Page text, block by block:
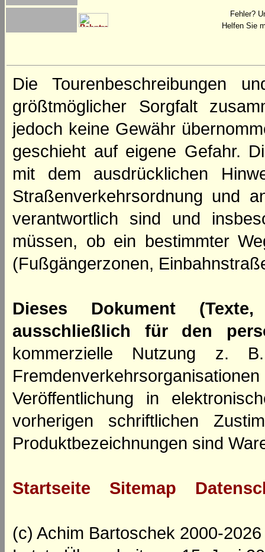
Fehler?
Helfen Sie
Die Tourenbeschreibungen
größtmöglicher Sorgfalt
jedoch keine Gewähr
geschieht auf eigene Gefahr.
mit dem ausdrücklichen
Straßenverkehrsordnung und
verantwortlich sind und
müssen, ob ein bestimmter
(Fußgängerzonen,
Dieses Dokument
ausschließlich für den
kommerzielle Nutzung z.
Veröffentlichung in
vorherigen schriftlichen
Produktbezeichnungen sind
Startseite Sitemap
(c) Achim Bartoschek 2000-2026